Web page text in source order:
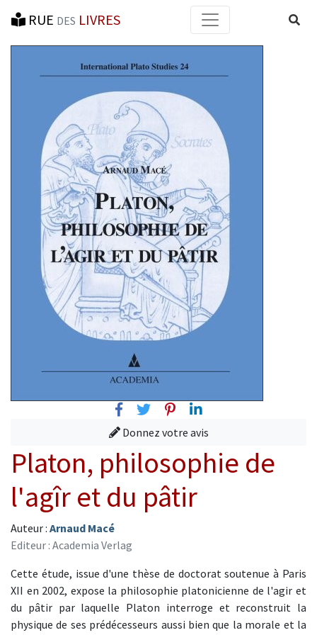
RUE DES LIVRES
FacebookTwitterPinterest
Linkedin
Donnez votre avis
Platon, philosophie de
l'agîr et du pâtir
Auteur : Arnaud Macé
Editeur : Academia Verlag
Cette étude, issue d'une thèse de doctorat soutenue à Paris
XII en 2002, expose la philosophie platonicienne de l'agir et
du pâtir par laquelle Platon interroge et reconstruit la
physique de ses prédécesseurs aussi bien que la morale et la